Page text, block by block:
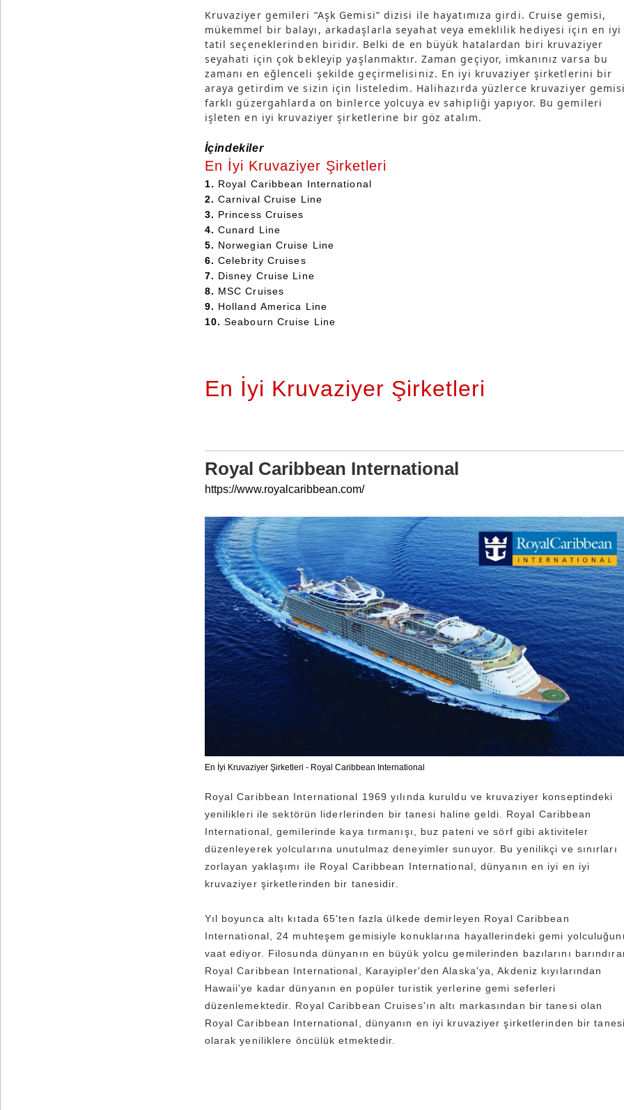
Kruvaziyer gemileri “Aşk Gemisi” dizisi ile hayatımıza girdi. Cruise gemisi,
mükemmel bir balayı, arkadaşlarla seyahat veya emeklilik hediyesi için en iyi
tatil seçeneklerinden biridir. Belki de en büyük hatalardan biri kruvaziyer
seyahati için çok bekleyip yaşlanmaktır. Zaman geçiyor, imkanınız varsa bu
zamanı en eğlenceli şekilde geçirmelisiniz. En iyi kruvaziyer şirketlerini bir
araya getirdim ve sizin için listeledim. Halihazırda yüzlerce kruvaziyer
farklı güzergahlarda on binlerce yolcuya ev sahipliği yapıyor. Bu gemileri
işleten en iyi kruvaziyer şirketlerine bir göz atalım.
İçindekiler
En İyi Kruvaziyer Şirketleri
1. Royal Caribbean International
2. Carnival Cruise Line
3. Princess Cruises
4. Cunard Line
5. Norwegian Cruise Line
6. Celebrity Cruises
7. Disney Cruise Line
8. MSC Cruises
9. Holland America Line
10.Seabourn Cruise Line
En İyi Kruvaziyer Şirketleri
Royal Caribbean International
https://www.royalcaribbean.com/
En İyi Kruvaziyer Şirketleri - Royal Caribbean International
Royal Caribbean International 1969 yılında kuruldu ve kruvaziyer konseptindeki
yenilikleri ile sektörün liderlerinden bir tanesi haline geldi. Royal Caribbean
International, gemilerinde kaya tırmanışı, buz pateni ve sörf gibi aktiviteler
düzenleyerek yolcularına unutulmaz deneyimler sunuyor. Bu yenilikçi ve sınırları
zorlayan yaklaşımı ile Royal Caribbean International, dünyanın en iyi en iyi
kruvaziyer şirketlerinden bir tanesidir.
Yıl boyunca altı kıtada 65'ten fazla ülkede demirleyen Royal Caribbean
International, 24 muhteşem gemisiyle konuklarına hayallerindeki gemi
vaat ediyor. Filosunda dünyanın en büyük yolcu gemilerinden bazılarını
Royal Caribbean International, Karayipler'den Alaska'ya, Akdeniz kıyılarından
Hawaii'ye kadar dünyanın en popüler turistik yerlerine gemi seferleri
düzenlemektedir. Royal Caribbean Cruises'ın altı markasından bir tanesi olan
Royal Caribbean International, dünyanın en iyi kruvaziyer şirketlerinden bir
olarak yeniliklere öncülük etmektedir.